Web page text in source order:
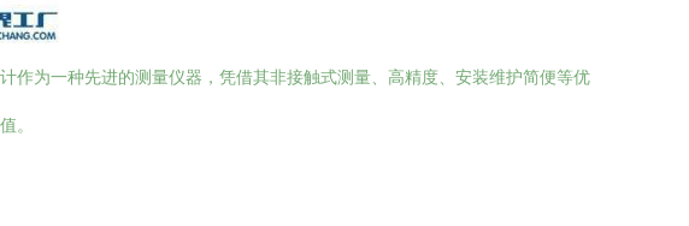
为一种先进的测量仪器，凭借其非接触式测量、高精度、安装维护简便等优
。